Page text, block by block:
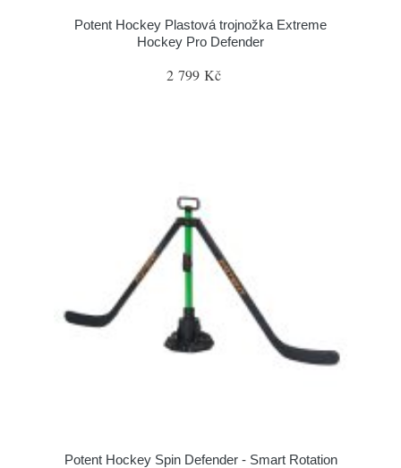
Potent Hockey Plastová trojnožka Extreme
Hockey Pro Defender
2 799 Kč
Potent Hockey Spin Defender - Smart Rotation